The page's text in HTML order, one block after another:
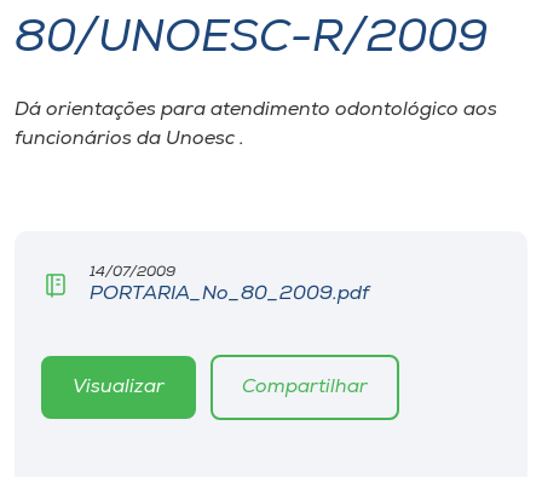
I.nova
Diplomados
CPA
Editora
80/UNOESC-R/2009
Dá orientações para atendimento odontológico aos
funcionários da Unoesc .
14/07/2009
PORTARIA_No_80_2009.pdf
Visualizar Compartilhar